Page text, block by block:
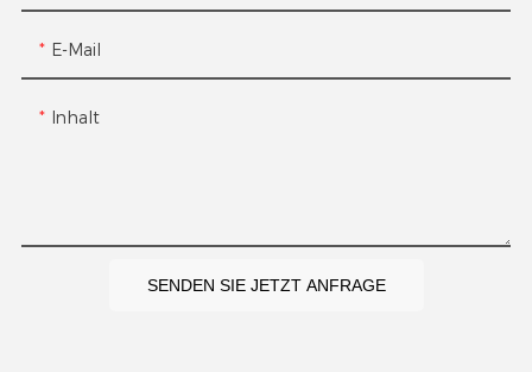
E-Mail
Inhalt
SENDEN SIE JETZT ANFRAGE